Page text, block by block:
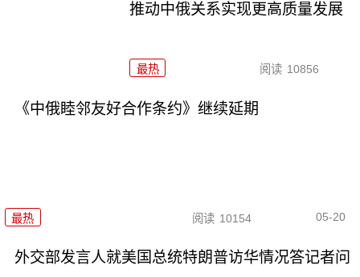
推动中俄关系实现更高质量发展
最热 阅读 10856
《中俄睦邻友好合作条约》继续延期
最热 阅读 10154 05-20
外交部发言人就美国总统特朗普访华情况答记者问